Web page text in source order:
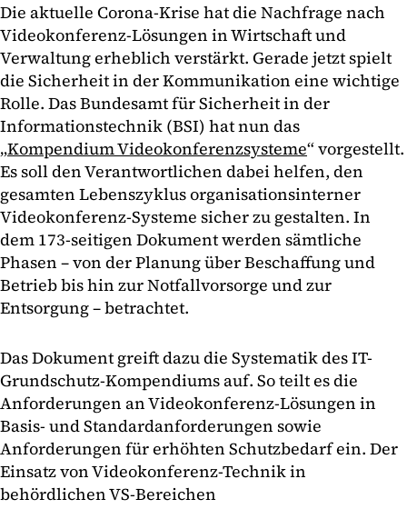
Die aktuelle Corona-Krise hat die Nachfrage nach
Videokonferenz-Lösungen in Wirtschaft und
Verwaltung erheblich verstärkt. Gerade jetzt spielt
die Sicherheit in der Kommunikation eine wichtige
Rolle. Das Bundesamt für Sicherheit in der
Informationstechnik (BSI) hat nun das
„Kompendium Videokonferenzsysteme“ vorgestellt.
Es soll den Verantwortlichen dabei helfen, den
gesamten Lebenszyklus organisationsinterner
Videokonferenz-Systeme sicher zu gestalten. In
dem 173-seitigen Dokument werden sämtliche
Phasen – von der Planung über Beschaffung und
Betrieb bis hin zur Notfallvorsorge und zur
Entsorgung – betrachtet.
Das Dokument greift dazu die Systematik des IT-
Grundschutz-Kompendiums auf. So teilt es die
Anforderungen an Videokonferenz-Lösungen in
Basis- und Standardanforderungen sowie
Anforderungen für erhöhten Schutzbedarf ein. Der
Einsatz von Videokonferenz-Technik in
behördlichen VS-Bereichen